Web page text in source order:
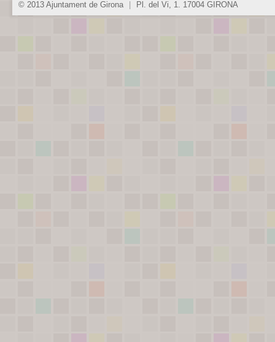
© 2013 Ajuntament de Girona Pl. del Vi, 1. 17004 GIRONA